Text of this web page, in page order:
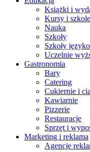
Książki i
Kursy i
Nauka
Szkoły
Szkoły
Uczelnie
Gastronomia
Bary
Catering
Cukiernie i
Kawiarnie
Pizzerie
Restauracje
Sprzęt i
Marketing i reklama
Agencje